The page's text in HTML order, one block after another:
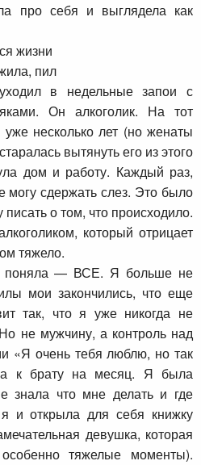
про себя и выглядела как
жизни
пил
в недельные запои с
Он алкоголик. На тот
несколько лет (но женаты
вытянуть его из этого
дом и работу. Каждый раз,
могу сдержать слез. Это было
о том, что происходило.
который отрицает
тяжело.
поняла — ВСЕ. Я больше не
мои закончились, что еще
так, что я уже никогда не
не мужчину, а контроль над
«Я очень тебя люблю, но так
к брату на месяц. Я была
знала что мне делать и где
и открыла для себя книжку
девушка, которая
тяжелые моменты).